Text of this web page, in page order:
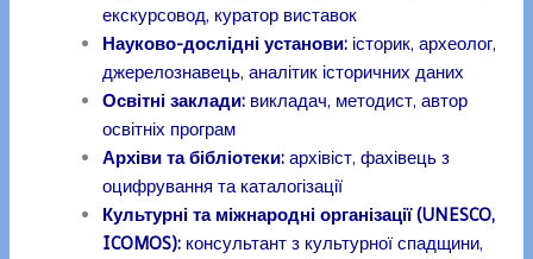
екскурсовод, куратор виставок
Науково-дослідні установи: історик, археолог,
джерелознавець, аналітик історичних даних
Освітні заклади: викладач, методист, автор
освітніх програм
Архіви та бібліотеки:архівіст, фахівець з
оцифрування та каталогізації
Культурні та міжнародні організації (UNESCO,
ICOMOS): консультант з культурної спадщини,